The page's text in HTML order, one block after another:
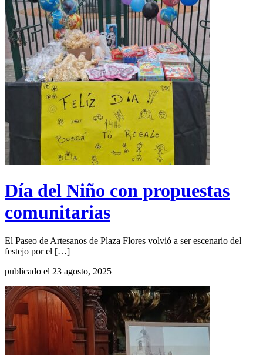
Día del Niño con propuestas
comunitarias
El Paseo de Artesanos de Plaza Flores volvió a ser escenario del
festejo por el […]
publicado el 23 agosto, 2025